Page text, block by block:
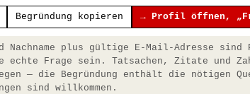
Begründung kopieren → Profil öffnen,
Nachname plus gültige E-Mail-Adresse
echte Frage sein. Tatsachen, Zitate und
— die Begründung enthält die nötigen
sind willkommen.